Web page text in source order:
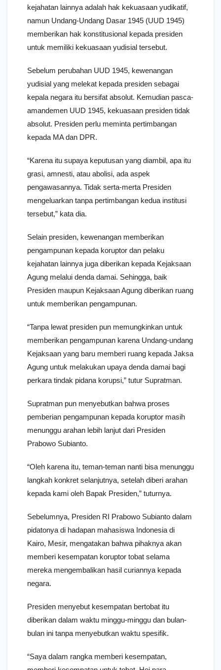
kejahatan lainnya adalah hak kekuasaan yudikatif,
namun Undang-Undang Dasar 1945 (UUD 1945)
memberikan hak konstitusional kepada presiden
untuk memiliki kekuasaan yudisial tersebut.
Sebelum perubahan UUD 1945, kewenangan
yudisial yang melekat kepada presiden sebagai
kepala negara itu bersifat absolut. Kemudian pasca-
amandemen UUD 1945, kekuasaan presiden tidak
absolut. Presiden perlu meminta pertimbangan
kepada MA dan DPR.
“Karena itu supaya keputusan yang diambil, apa itu
grasi, amnesti, atau abolisi, ada aspek
pengawasannya. Tidak serta-merta Presiden
mengeluarkan tanpa pertimbangan kedua institusi
tersebut,” kata dia.
Selain presiden, kewenangan memberikan
pengampunan kepada koruptor dan pelaku
kejahatan lainnya juga diberikan kepada Kejaksaan
Agung melalui denda damai. Sehingga, baik
Presiden maupun Kejaksaan Agung diberikan ruang
untuk memberikan pengampunan.
“Tanpa lewat presiden pun memungkinkan untuk
memberikan pengampunan karena Undang-undang
Kejaksaan yang baru memberi ruang kepada Jaksa
Agung untuk melakukan upaya denda damai bagi
perkara tindak pidana korupsi,” tutur Supratman.
Supratman pun menyebutkan bahwa proses
pemberian pengampunan kepada koruptor masih
menunggu arahan lebih lanjut dari Presiden
Prabowo Subianto.
“Oleh karena itu, teman-teman nanti bisa menunggu
langkah konkret selanjutnya, setelah diberi arahan
kepada kami oleh Bapak Presiden,” tuturnya.
Sebelumnya, Presiden RI Prabowo Subianto dalam
pidatonya di hadapan mahasiswa Indonesia di
Kairo, Mesir, mengatakan bahwa pihaknya akan
memberi kesempatan koruptor tobat selama
mereka mengembalikan hasil curiannya kepada
negara.
Presiden menyebut kesempatan bertobat itu
diberikan dalam waktu minggu-minggu dan bulan-
bulan ini tanpa menyebutkan waktu spesifik.
“Saya dalam rangka memberi kesempatan,